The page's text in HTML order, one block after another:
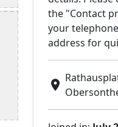
the "Contact
your
address for